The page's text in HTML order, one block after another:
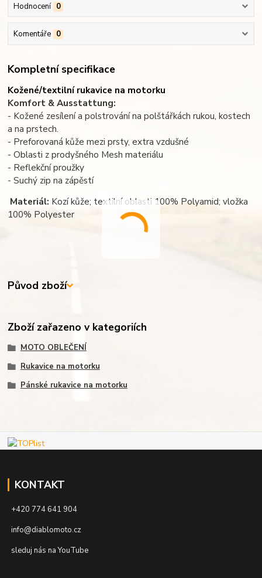
Hodnocení 0
Komentáře 0
Kompletní specifikace
Kožené/textilní rukavice na motorku
Komfort & Ausstattung:
- Kožené zesílení a polstrování na polštářkách rukou, kostech
a na prstech.
- Preforovaná kůže mezi prsty, extra vzdušné
- Oblasti z prodyšného Mesh materiálu
- Reflekční proužky
- Suchý zip na zápěstí
Materiál: Kozí kůže; textilní oblasti 100% Polyamid; vložka
100% Polyester
Původ zboží
Zboží zařazeno v kategoriích
MOTO OBLEČENÍ
Rukavice na motorku
Pánské rukavice na motorku
KONTAKT
+420 774 641 904
info@diablomoto.cz
sleduj nás na YouTube